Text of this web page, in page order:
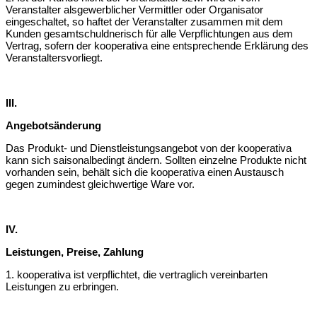
Veranstalter alsgewerblicher Vermittler oder Organisator
eingeschaltet, so haftet der Veranstalter zusammen mit dem
Kunden gesamtschuldnerisch für alle Verpflichtungen aus dem
Vertrag, sofern der kooperativa eine entsprechende Erklärung des
Veranstaltersvorliegt.
III.
Angebotsänderung
Das Produkt- und Dienstleistungsangebot von der kooperativa
kann sich saisonalbedingt ändern. Sollten einzelne Produkte nicht
vorhanden sein, behält sich die kooperativa einen Austausch
gegen zumindest gleichwertige Ware vor.
IV.
Leistungen, Preise, Zahlung
1. kooperativa ist verpflichtet, die vertraglich vereinbarten
Leistungen zu erbringen.